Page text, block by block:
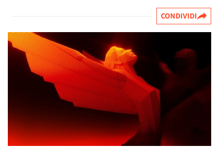
CONDIVIDI